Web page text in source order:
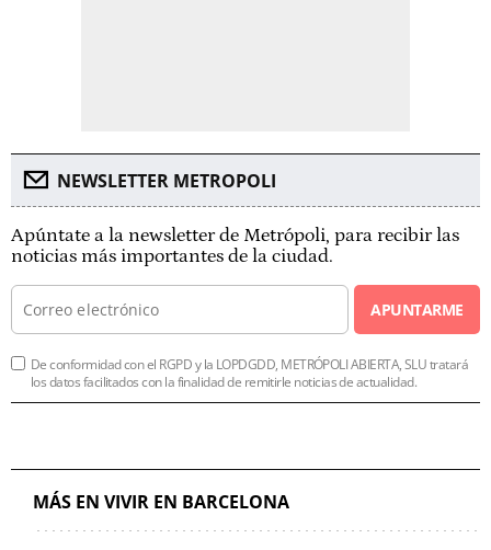
NEWSLETTER METROPOLI
Apúntate a la newsletter de Metrópoli, para recibir las
noticias más importantes de la ciudad.
APUNTARME
De conformidad con el RGPD y la LOPDGDD, METRÓPOLI ABIERTA, SLU tratará
los datos facilitados con la finalidad de remitirle noticias de actualidad.
MÁS EN VIVIR EN BARCELONA